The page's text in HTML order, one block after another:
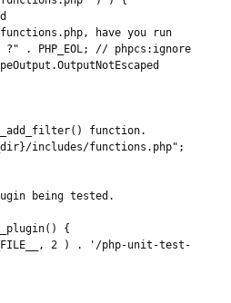
have you run
. PHP_EOL; // phpcs:ignore
function.
includes/functions.php";
{